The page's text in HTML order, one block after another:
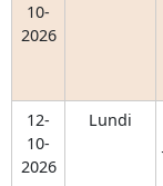
10-
2026
12-
10-
2026
Lundi